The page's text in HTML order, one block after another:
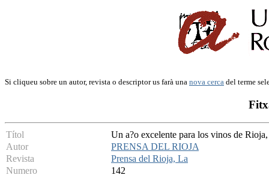
Si cliqueu sobre un autor, revista o descriptor us farà una nova cerca del terme
Títol
Un a?o excelente para los vinos de
Autor
PRENSA DEL RIOJA
Revista
Prensa del Rioja, La
Numero
142